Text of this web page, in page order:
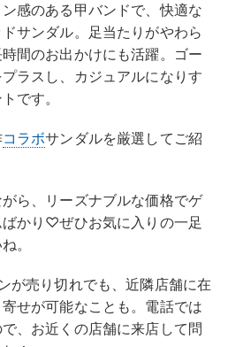
感のある甲バンドで、快適な
サンダル。足当たりがやわら
間のお出かけにも活躍。ゴー
ラスし、カジュアルになりす
です。
コラボサンダルを厳選してご紹
ら、リーズナブルな価格でゲ
かり♡ぜひお気に入りの一足
。
が売り切れでも、近隣店舗に在
せが可能なことも。電話では
、お近くの店舗に来店して問